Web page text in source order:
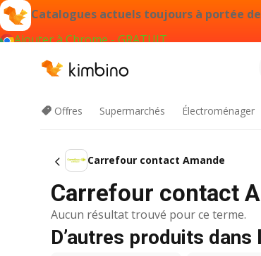
Catalogues actuels toujours à portée
Ajouter à Chrome - GRATUIT
Offres Supermarchés Électroménager
Carrefour contact Amande
Carrefour contact
Aucun résultat trouvé pour ce terme.
D’autres produits